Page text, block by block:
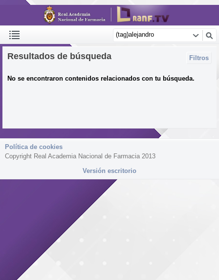
Filtros
Resultados de búsqueda
No se encontraron contenidos relacionados con tu búsqueda.
Política de cookies
Copyright Real Academia Nacional de Farmacia 2013
Versión escritorio